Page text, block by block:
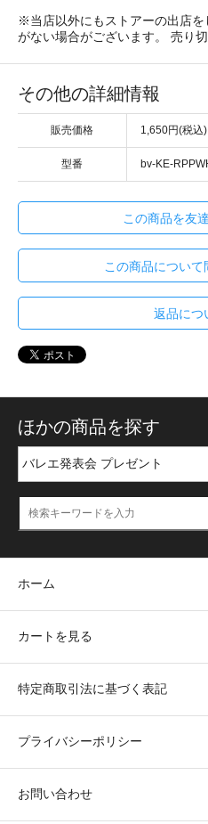
※当店以外にもストアーの出店
がない場合がございます。 売り
その他の詳細情報
販売価格 1,650円(税込)
型番 bv-KE-
この商品を友
この商品について
返品につ
ほかの商品を探す
ホーム
カートを見る
特定商取引法に基づく表記
プライバシーポリシー
お問い合わせ